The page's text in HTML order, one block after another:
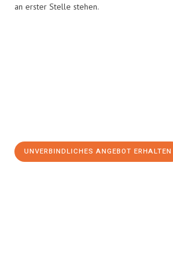
an erster Stelle stehen.
UNVERBINDLICHES ANGEBOT ERHALTEN